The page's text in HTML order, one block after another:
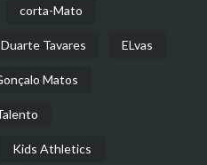
corta-Mato
Duarte Tavares ELvas
Matos
Kids Athletics